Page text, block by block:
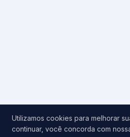
Utilizamos cookies para melhorar
continuar, você concorda com